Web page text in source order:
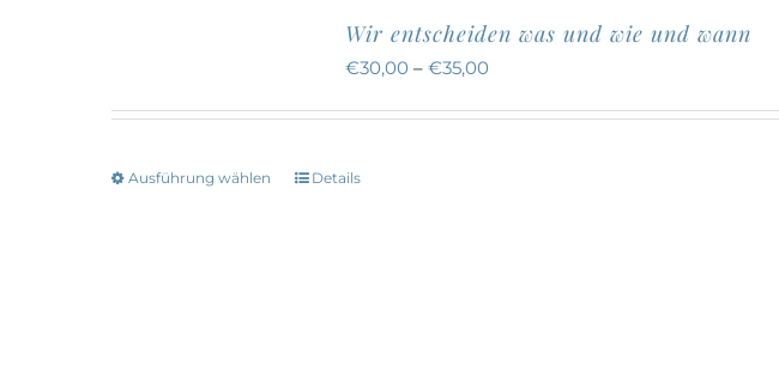
Wir entscheiden was und wie und wann
€30,00 –€35,00
Ausführung wählen
Dieses
Details